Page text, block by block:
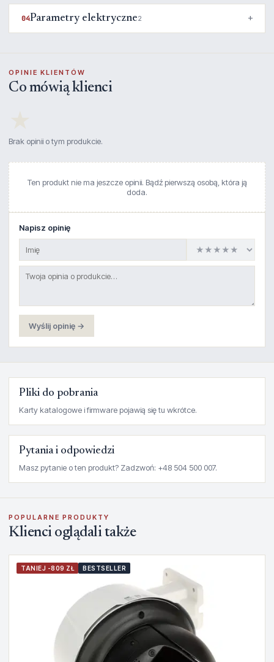
04Parametry elektryczne2
OPINIE KLIENTÓW
Co mówią klienci
Brak opinii o tym produkcie.
Ten produkt nie ma jeszcze opinii. Bądź pierwszą osobą, która ją
doda.
Napisz opinię
Wyślij opinię →
Pliki do pobrania
Karty katalogowe i firmware pojawią się tu wkrótce.
Pytania i odpowiedzi
Masz pytanie o ten produkt? Zadzwoń: +48 504 500 007.
POPULARNE PRODUKTY
Klienci oglądali także
TANIEJ -809 ZŁ BESTSELLER